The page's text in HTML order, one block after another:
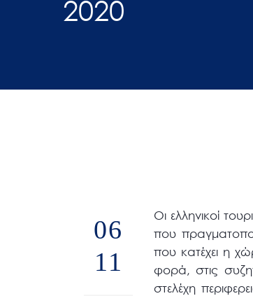
που
2020
06
11
Οι ελληνικοί
που
που κατέχει η
φορά, στις
στελέχη